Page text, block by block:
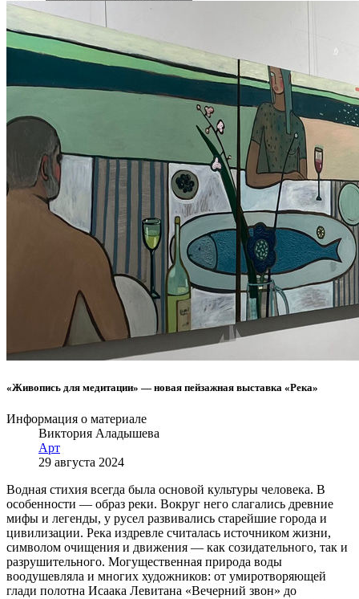
«Живопись для медитации» — новая пейзажная выставка «Река»
Информация о материале
Виктория Аладышева
Арт
29 августа 2024
Водная стихия всегда была основой культуры человека. В
особенности — образ реки. Вокруг него слагались древние
мифы и легенды, у русел развивались старейшие города и
цивилизации. Река издревле считалась источником жизни,
символом очищения и движения — как созидательного, так и
разрушительного. Могущественная природа воды
воодушевляла и многих художников: от умиротворяющей
глади полотна Исаака Левитана «Вечерний звон» до